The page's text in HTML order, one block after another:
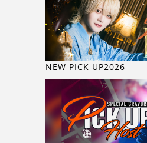
NEW PICK UP2026